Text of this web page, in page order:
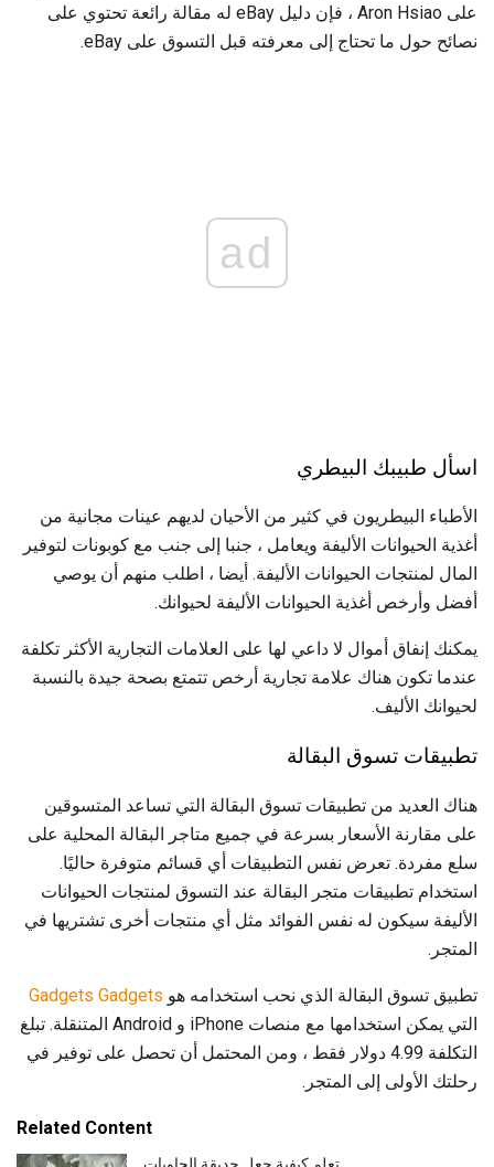
على Aron Hsiao ، فإن دليل eBay له مقالة رائعة تحتوي على
نصائح حول ما تحتاج إلى معرفته قبل التسوق على eBay.
ad
اسأل طبيبك البيطري
الأطباء البيطريون في كثير من الأحيان لديهم عينات مجانية من
أغذية الحيوانات الأليفة ويعامل ، جنبا إلى جنب مع كوبونات لتوفير
المال لمنتجات الحيوانات الأليفة. أيضا ، اطلب منهم أن يوصي
أفضل وأرخص أغذية الحيوانات الأليفة لحيوانك.
يمكنك إنفاق أموال لا داعي لها على العلامات التجارية الأكثر تكلفة
عندما تكون هناك علامة تجارية أرخص تتمتع بصحة جيدة بالنسبة
لحيوانك الأليف.
تطبيقات تسوق البقالة
هناك العديد من تطبيقات تسوق البقالة التي تساعد المتسوقين
على مقارنة الأسعار بسرعة في جميع متاجر البقالة المحلية على
سلع مفردة. تعرض نفس التطبيقات أي قسائم متوفرة حاليًا.
استخدام تطبيقات متجر البقالة عند التسوق لمنتجات الحيوانات
الأليفة سيكون له نفس الفوائد مثل أي منتجات أخرى تشتريها في
المتجر.
تطبيق تسوق البقالة الذي نحب استخدامه هو Gadgets Gadgets
التي يمكن استخدامها مع منصات iPhone و Android المتنقلة. تبلغ
التكلفة 4.99 دولار فقط ، ومن المحتمل أن تحصل على توفير في
رحلتك الأولى إلى المتجر.
Related Content